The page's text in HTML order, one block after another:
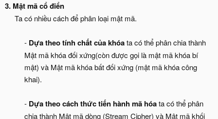
3. Mật mã cổ điển
Ta có nhiều cách để phân loại mật mã.​
- Dựa theo tính chất của khóata có thể phân chia thành
Mật mã khóa đối xứng(còn được gọi là mật mã khóa bí
mật) và Mật mã khóa bất đối xứng (mật mã khóa công
khai).​
- Dựa theo cách thức tiến hành mã hóata có thể phân
chia thành Mật mã dòng (Stream Cipher) và Mật mã khối